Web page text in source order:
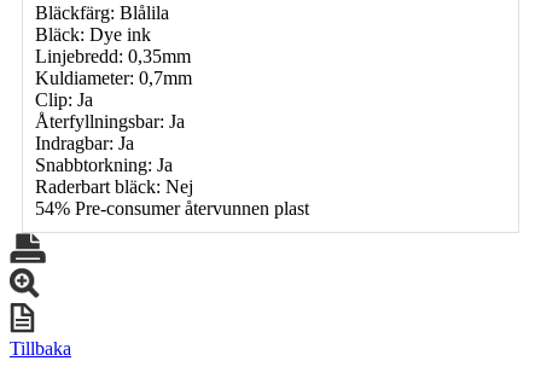
Bläckfärg: Blålila
Bläck: Dye ink
Linjebredd: 0,35mm
Kuldiameter: 0,7mm
Clip: Ja
Återfyllningsbar: Ja
Indragbar: Ja
Snabbtorkning: Ja
Raderbart bläck: Nej
54% Pre-consumer återvunnen plast
Tillbaka